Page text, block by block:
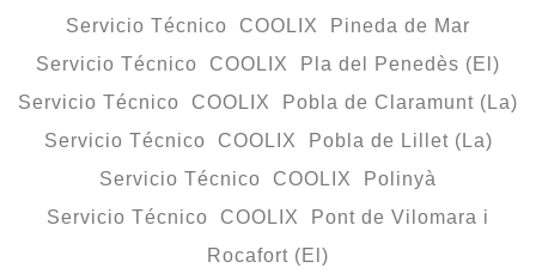
Servicio Técnico COOLIX Pineda de Mar
Servicio Técnico COOLIX Pla del Penedès (El)
Servicio Técnico COOLIX Pobla de Claramunt (La)
Servicio Técnico COOLIX Pobla de Lillet (La)
Servicio Técnico COOLIX Polinyà
Servicio Técnico COOLIX Pont de Vilomara i
Rocafort (El)